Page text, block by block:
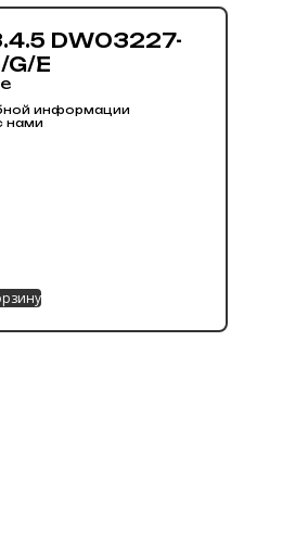
DW03227-
G/E
информации
нами